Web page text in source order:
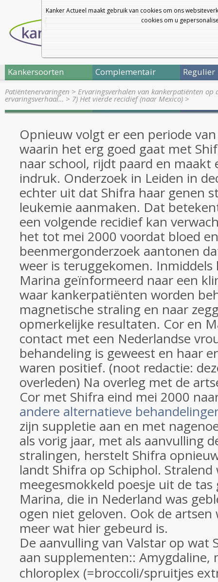
Kanker Actueel maakt gebruik van cookies om ons
cookies om u
Kankersoorten Complementair Regulier
Patiëntenervaringen > Ervaringsverhalen van kankerpatiënten op
ervaringsverhaal… > 7) Het vierde recidief (naar Mexico) >
Opnieuw volgt er een periode
waarin het erg goed gaat met
naar school, rijdt paard en maakt
indruk. Onderzoek in Leiden in
echter uit dat Shifra haar genen
leukemie aanmaken. Dat
een volgende recidief kan
het tot mei 2000 voordat bloed en
beenmergonderzoek aantonen
weer is teruggekomen. Inmiddels
Marina geïnformeerd naar een
waar kankerpatiënten worden
magnetische straling en naar
opmerkelijke resultaten. Cor en
contact met een Nederlandse
behandeling is geweest en haar
waren positief. (noot redactie:
overleden) Na overleg met de
Cor met Shifra eind mei 2000
andere alternatieve
zijn suppletie aan en met
als vorig jaar, met als aanvulling
stralingen, herstelt Shifra
landt Shifra op Schiphol.
meegesmokkeld poesje uit de
Marina, die in Nederland was
ogen niet geloven. Ook de
meer wat hier gebeurd is.
De aanvulling van Valstar op wat
aan supplementen:: Amygdaline,
chloroplex (=broccoli/spruitjes